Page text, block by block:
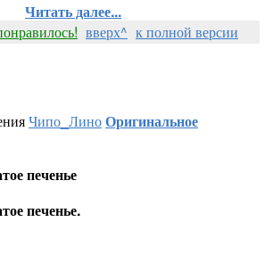
Читать далее...
вверх^ к полной версии
Чипо_ЛиноОригинальное
печенье
печенье.